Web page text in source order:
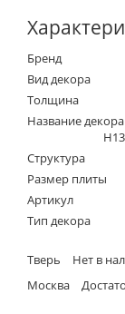
Бренд
Вид декора
Толщина
Название декора
Структура
Размер плиты
Артикул
Тип декора
Тверь
Нет в
Москва